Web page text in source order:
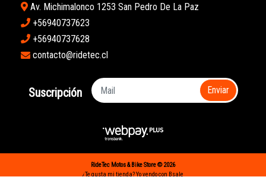
Av. Michimalonco 1253 San Pedro De La Paz
+56940737623
+56940737628
contacto@ridetec.cl
Suscripción Enviar
RideTec Motos & Bike Store © 2026
¿Te gusta mi tienda? Yo vendo con Bsale